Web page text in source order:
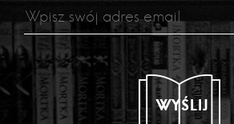
WYŚLIJ